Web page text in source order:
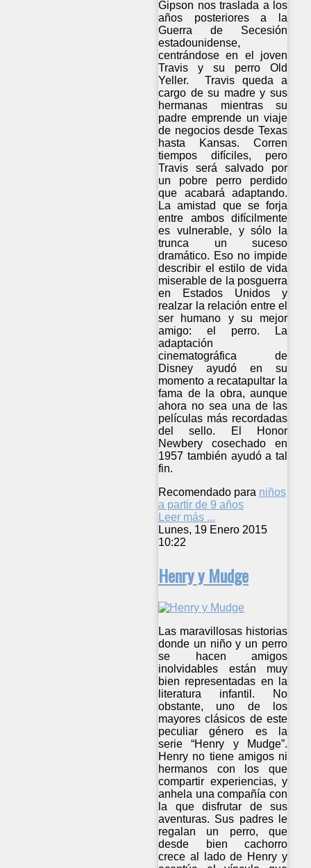
Gipson nos traslada a los
años posteriores a la
Guerra de Secesión
estadounidense,
centrándose en el joven
Travis y su perro Old
Yeller. Travis queda a
cargo de su madre y sus
hermanas mientras su
padre emprende un viaje
de negocios desde Texas
hasta Kansas. Corren
tiempos difíciles, pero
Travis será salvado por
un pobre perro perdido
que acabará adaptando.
La amistad que se forja
entre ambos difícilmente
es vulnerable, y sólo la
trunca un suceso
dramático. Eso no impide
describir el estilo de vida
miserable de la posguerra
en Estados Unidos y
realzar la relación entre el
ser humano y su mejor
amigo: el perro. La
adaptación
cinematográfica de
Disney ayudó en su
momento a recatapultar la
fama de la obra, aunque
ahora no sea una de las
películas más recordadas
del sello. El Honor
Newbery cosechado en
1957 también ayudó a tal
fin.
Recomendado para niños
a partir de 9 años
Leer más ...
Lunes, 19 Enero 2015
10:22
Henry y Mudge
Las maravillosas historias
donde un niño y un perro
se hacen amigos
inolvidables están muy
bien representadas en la
literatura infantil. No
obstante, uno de los
mayores clásicos de este
peculiar género es la
serie “Henry y Mudge”.
Henry no tiene amigos ni
hermanos con los que
compartir experiencias, y
anhela una compañía con
la que disfrutar de sus
aventuras. Sus padres le
regalan un perro, que
desde bien cachorro
crece al lado de Henry y